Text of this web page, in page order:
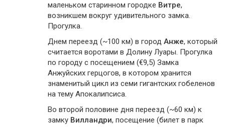
маленьком старинном городке Витре,
возникшем вокруг удивительного замка.
Прогулка.
Днем переезд (~100 км) в город Анже, который
считается воротами в Долину Луары. Прогулка
по городу с посещением (€9,5) Замка
Анжуйских герцогов, в котором хранится
знаменитый цикл из семи гигантских гобеленов
на тему Апокалипсиса.
Во второй половине дня переезд (~60 км) к
замку Вилландри, посещение (билет в парк